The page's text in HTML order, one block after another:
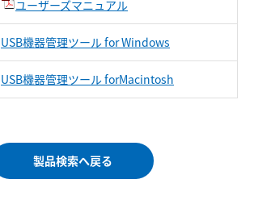
ユーザーズマニュアル
USB機器管理ツール for Windows
USB機器管理ツール forMacintosh
製品検索へ戻る